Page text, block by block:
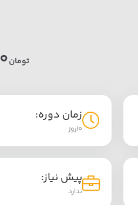
تومان
زمان دوره:
10روز
پیش نیاز:
ندارد